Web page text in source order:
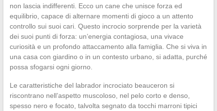
non lascia indifferenti. Ecco un cane che unisce forza ed
equilibrio, capace di alternare momenti di gioco a un attento
controllo sui suoi cari. Questo incrocio sorprende per la varietà
dei suoi punti di forza: un’energia contagiosa, una vivace
curiosità e un profondo attaccamento alla famiglia. Che si viva in
una casa con giardino o in un contesto urbano, si adatta, purché
possa sfogarsi ogni giorno.
Le caratteristiche del labrador incrociato beauceron si
riscontrano nell’aspetto muscoloso, nel pelo corto e denso,
spesso nero e focato, talvolta segnato da tocchi marroni tipici